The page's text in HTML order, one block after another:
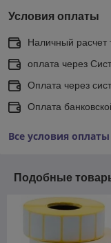
Условия оплаты
Наличный расчет
оплата через
Оплата через
Оплата
Все условия оплаты
Подобные